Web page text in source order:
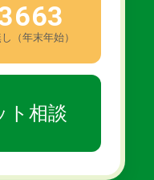
（年末年始）
ト相談